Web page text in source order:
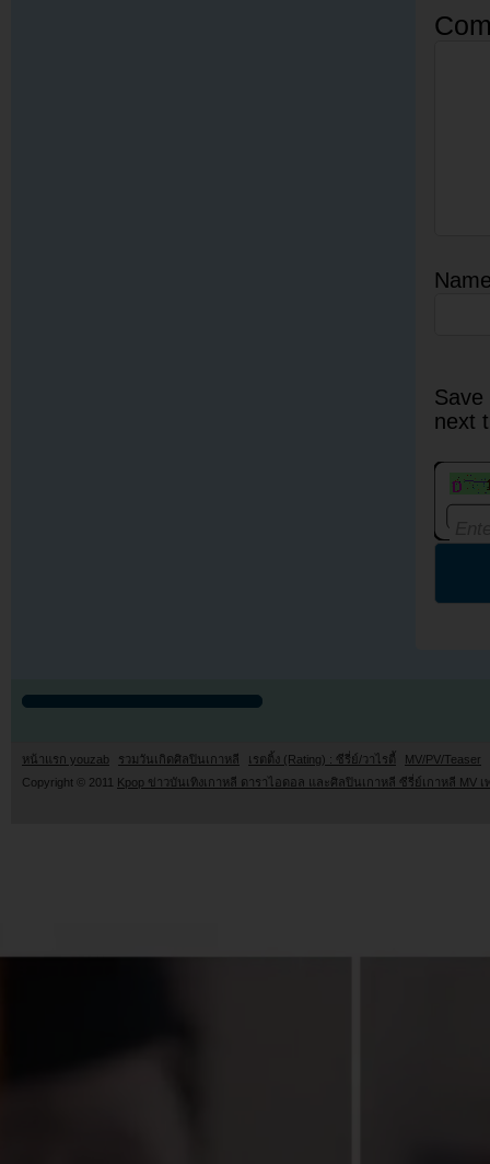
next
หน้าแรก youzab รวมวันเกิดศิลปินเกาหลี เรตติ้ง (Rating) : ซีรี่ย์/วาไรตี้
MV/PV/Teaser
Copyright © 2011
Kpop ข่าวบันเทิงเกาหลี ดาราไอดอล และศิลปินเกาหลี ซีรี่ย์เกาหลี MV